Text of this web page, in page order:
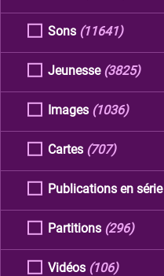
Sons (11641)
Jeunesse (3825)
Images (1036)
Cartes (707)
Publications en série
Partitions (296)
Vidéos (106)